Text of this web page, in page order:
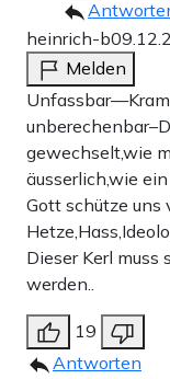
heinrich-b
Melden
gewechselt,wie
äusserlich,wie
Gott schütze uns
Dieser Kerl
werden..
19
Antworten